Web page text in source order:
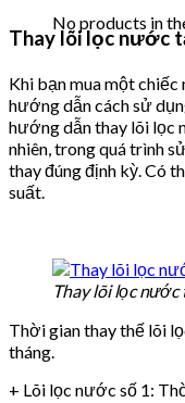
No products in
Thay lõi lọc nước
Khi bạn mua một chiếc
hướng dẫn cách sử
hướng dẫn thay lõi lọc
nhiên, trong quá trình
thay đúng định kỳ. Có
suất.
Thay lõi lọc nước
Thời gian thay thế lõi
tháng.
+ Lõi lọc nước số 1: